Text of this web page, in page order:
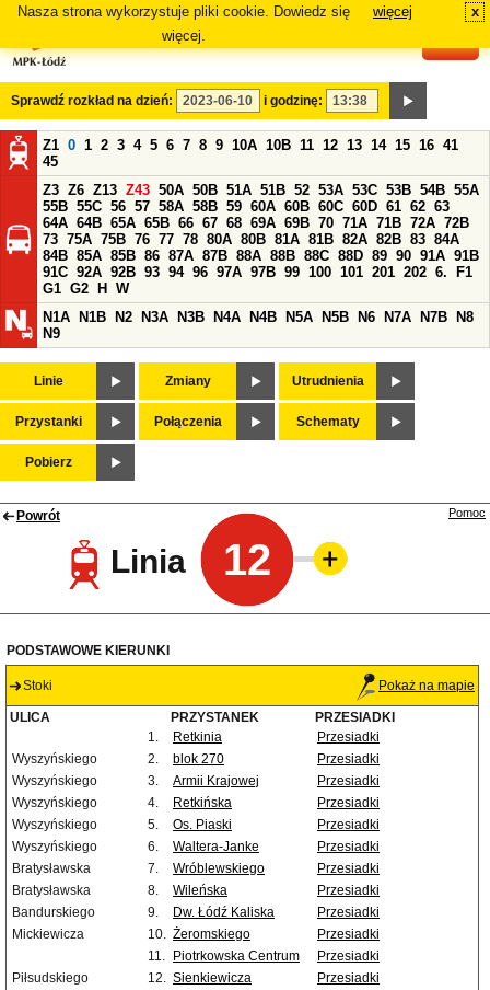
Nasza strona wykorzystuje pliki cookie. Dowiedz się
więcej.
więcej x
Sprawdź rozkład na dzień: i godzinę:
Z1 0 1 2 3 4 5 6 7 8 9 10A 10B 11 12 13 14 15 16 41
45
Z3 Z6 Z13 Z43 50A 50B 51A 51B 52 53A 53C 53B 54B 55A
55B 55C 56 57 58A 58B 59 60A 60B 60C 60D 61 62 63
64A 64B 65A 65B 66 67 68 69A 69B 70 71A 71B 72A 72B
73 75A 75B 76 77 78 80A 80B 81A 81B 82A 82B 83 84A
84B 85A 85B 86 87A 87B 88A 88B 88C 88D 89 90 91A 91B
91C 92A 92B 93 94 96 97A 97B 99 100 101 201 202 6.
F1
G1 G2 H
W
N1A
N1B N2 N3A N3B N4A N4B N5A N5B N6 N7A N7B
N8
N9
Linie Zmiany Utrudnienia
Przystanki Połączenia Schematy
Pobierz
Powrót
Linia 12
Pomoc
PODSTAWOWE KIERUNKI
Stoki Pokaż na mapie
ULICA PRZYSTANEK
PRZESIADKI
1.
Retkinia
Przesiadki
Wyszyńskiego
2. blok 270
Przesiadki
Wyszyńskiego
3. Armii Krajowej
Przesiadki
Wyszyńskiego
4. Retkińska
Przesiadki
Wyszyńskiego
5. Os. Piaski
Przesiadki
Wyszyńskiego
6. Waltera-Janke
Przesiadki
Bratysławska
7. Wróblewskiego
Przesiadki
Bratysławska
8. Wileńska
Przesiadki
Bandurskiego
9. Dw. Łódź Kaliska
Przesiadki
Mickiewicza
10. Żeromskiego
Przesiadki
11.
Piotrkowska Centrum
Przesiadki
Piłsudskiego
12. Sienkiewicza
Przesiadki